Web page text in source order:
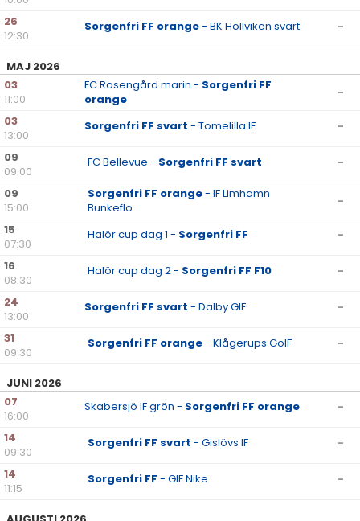
26
12:30
Sorgenfri FF orange- BK Höllviken svart -
MAJ 2026
03
11:00
FC Rosengård marin - Sorgenfri FF
orange
-
03
13:00
Sorgenfri FF svart - Tomelilla IF -
09
09:00
FC Bellevue - Sorgenfri FF svart -
09
15:00
Sorgenfri FF orange- IF Limhamn
Bunkeflo
-
15
07:30
Halör cup dag 1 - Sorgenfri FF -
16
08:30
Halör cup dag 2 - Sorgenfri FF F10 -
24
13:00
Sorgenfri FF svart - Dalby GIF -
31
09:30
Sorgenfri FF orange- Klågerups GoIF -
JUNI 2026
07
16:00
Skabersjö IF grön - Sorgenfri FF orange -
14
09:30
Sorgenfri FF svart - Gislövs IF -
14
11:15
Sorgenfri FF - GIF Nike -